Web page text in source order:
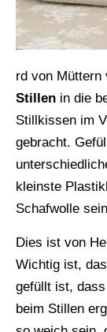
rd von Müttern
Stillen in die
Stillkissen im
gebracht.
kleinste
Schafwolle
Dies ist von
Wichtig ist,
gefüllt ist,
beim Stillen